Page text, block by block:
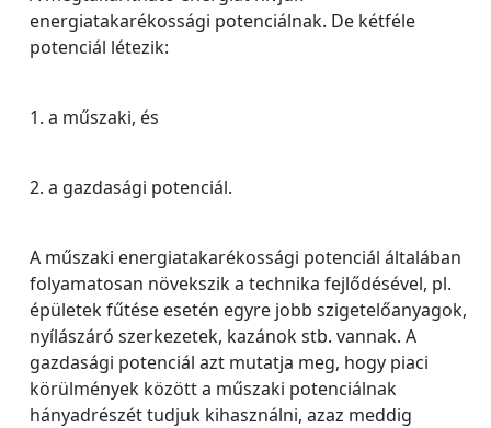
energiatakarékossági potenciálnak. De kétféle
potenciál létezik:
1. a műszaki, és
2. a gazdasági potenciál.
A műszaki energiatakarékossági potenciál általában
folyamatosan növekszik a technika fejlődésével, pl.
épületek fűtése esetén egyre jobb szigetelőanyagok,
nyílászáró szerkezetek, kazánok stb. vannak. A
gazdasági potenciál azt mutatja meg, hogy piaci
körülmények között a műszaki potenciálnak
hányadrészét tudjuk kihasználni, azaz meddig